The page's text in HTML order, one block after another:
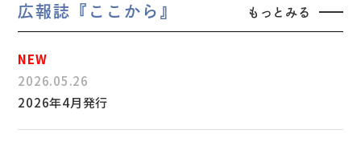
広報誌『ここから』 もっとみる
2026.05.26
2026年4月発行